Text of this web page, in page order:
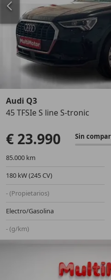
Anterior
Audi Q3
45 TFSIe S line S-tronic
€ 23.990 Sin
85.000 km
180 kW (245 CV)
- (Propietarios)
Electro/Gasolina
- (g/km)